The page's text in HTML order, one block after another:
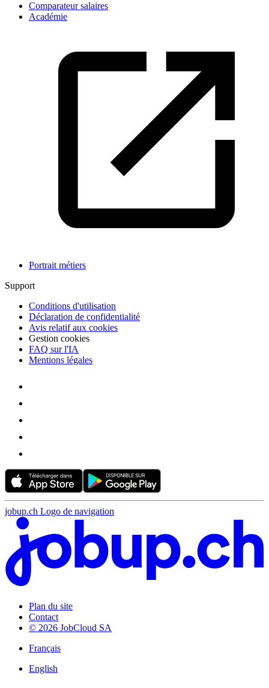
Comparateur salaires
Académie
Portrait métiers
Support
Conditions d'utilisation
Déclaration de confidentialité
Avis relatif aux cookies
Gestion cookies
FAQ sur l'IA
Mentions légales
jobup.ch Logo de navigation
Plan du site
Contact
© 2026 JobCloud SA
Français
English